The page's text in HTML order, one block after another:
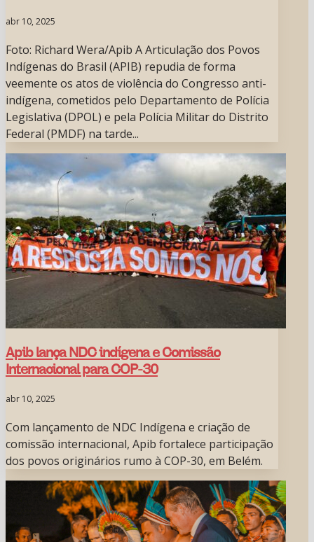
abr 10, 2025
Foto: Richard Wera/Apib A Articulação dos Povos
Indígenas do Brasil (APIB) repudia de forma
veemente os atos de violência do Congresso anti-
indígena, cometidos pelo Departamento de Polícia
Legislativa (DPOL) e pela Polícia Militar do Distrito
Federal (PMDF) na tarde...
Apib lança NDC indígena e Comissão
Internacional para COP-30
abr 10, 2025
Com lançamento de NDC Indígena e criação de
comissão internacional, Apib fortalece participação
dos povos originários rumo à COP-30, em Belém.